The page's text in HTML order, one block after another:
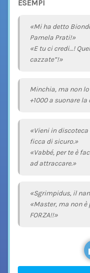
ESEMPI
«Mi ha detto
Pamela Prati!»
«E tu ci credi…!
cazzate”!»
Minchia, ma non
+1000 a suonare
«Vieni in
ficca di sicuro.»
«Vabbé, per te è
ad attraccare.»
«Sgrimpidus, il
«Master, ma non è
FORZA!!»